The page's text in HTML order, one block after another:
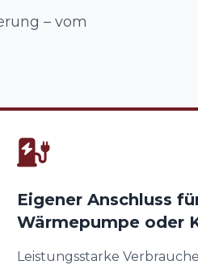
– vom
Eigener Anschluss
Wärmepumpe oder
Leistungsstarke